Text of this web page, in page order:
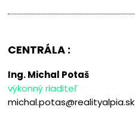
CENTRÁLA :
Ing. Michal Potaš
výkonný riaditeľ
michal.potas@realityalpia.sk